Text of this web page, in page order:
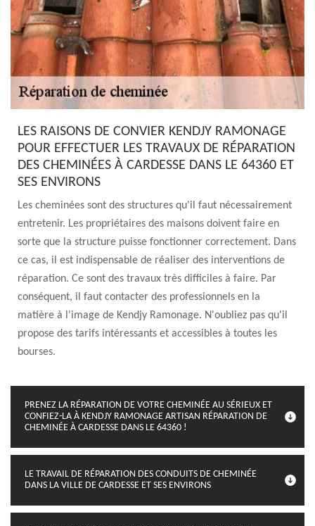
LES RAISONS DE CONVIER KENDJY RAMONAGE
POUR EFFECTUER LES TRAVAUX DE RÉPARATION
DES CHEMINÉES À CARDESSE DANS LE 64360 ET
SES ENVIRONS
Les cheminées sont des structures qu'il faut nécessairement
entretenir. Les propriétaires des maisons doivent faire en
sorte que la structure puisse fonctionner correctement. Dans
ce cas, il est indispensable de réaliser des interventions de
réparation. Ce sont des travaux très difficiles à faire. Par
conséquent, il faut contacter des professionnels en la
matière à l'image de Kendjy Ramonage. N'oubliez pas qu'il
propose des tarifs intéressants et accessibles à toutes les
bourses.
PRENEZ LA RÉPARATION DE VOTRE CHEMINÉE AU SÉRIEUX ET
CONFIEZ-LA À KENDJY RAMONAGE ARTISAN RÉPARATION DE
CHEMINÉE À CARDESSE DANS LE 64360 !
LE TRAVAIL DE RÉPARATION DES CONDUITS DE CHEMINÉE
DANS LA VILLE DE CARDESSE ET SES ENVIRONS